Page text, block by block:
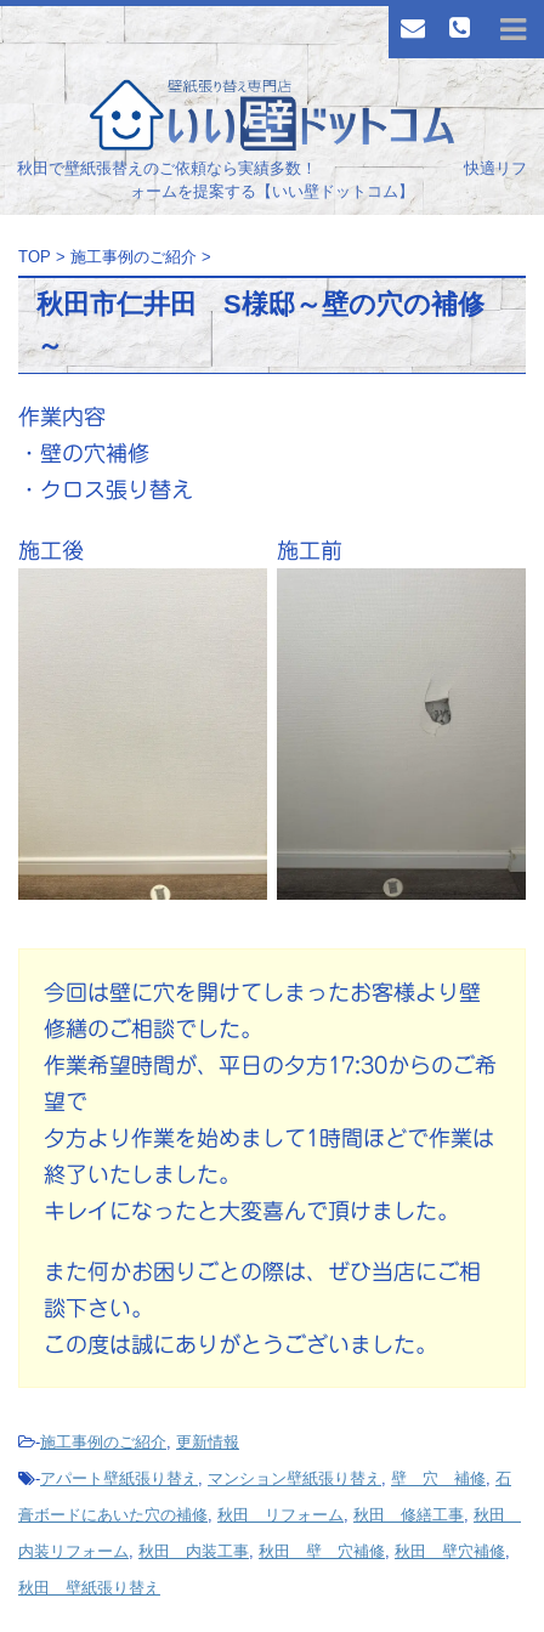
秋田で壁紙張替えのご依頼なら実績多数！ 快適リフ
ォームを提案する【いい壁ドットコム】
TOP > 施工事例のご紹介 >
秋田市仁井田 S様邸～壁の穴の補修
～
作業内容
・壁の穴補修
・クロス張り替え
施工後 施工前
今回は壁に穴を開けてしまったお客様より壁
修繕のご相談でした。
作業希望時間が、平日の夕方17:30からのご希
望で
夕方より作業を始めまして1時間ほどで作業は
終了いたしました。
キレイになったと大変喜んで頂けました。
また何かお困りごとの際は、ぜひ当店にご相
談下さい。
この度は誠にありがとうございました。
-施工事例のご紹介 更新情報
-アパート壁紙張り替え マンション壁紙張り替え 壁 穴 補修 石
膏ボードにあいた穴の補修 秋田 リフォーム 秋田 修繕工事 秋田
内装リフォーム 秋田 内装工事 秋田 壁 穴補修 秋田 壁穴補修
秋田 壁紙張り替え